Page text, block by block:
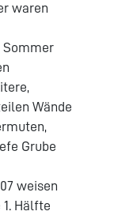
waren
Sommer
Wände
Grube
weisen
Hälfte